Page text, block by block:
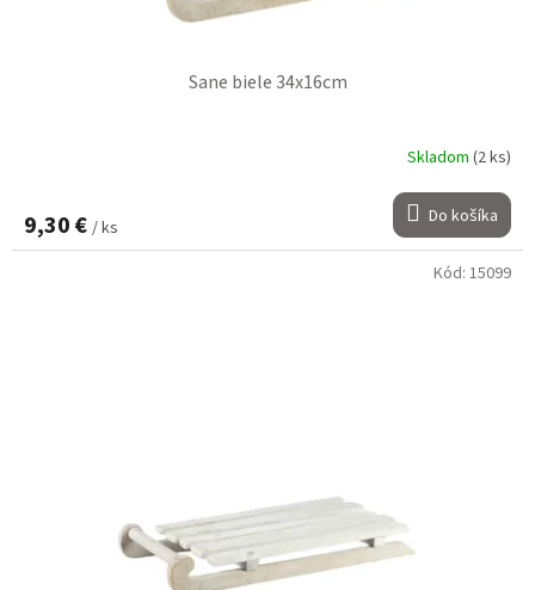
Sane biele 34x16cm
Skladom (2 ks)
9,30 € / ks Do košíka
Kód: 15099